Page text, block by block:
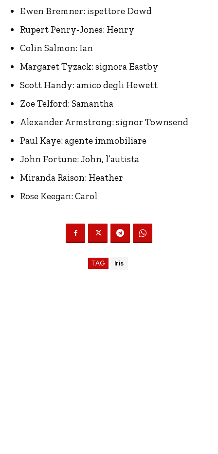
Ewen Bremner: ispettore Dowd
Rupert Penry-Jones: Henry
Colin Salmon: Ian
Margaret Tyzack: signora Eastby
Scott Handy: amico degli Hewett
Zoe Telford: Samantha
Alexander Armstrong: signor Townsend
Paul Kaye: agente immobiliare
John Fortune: John, l’autista
Miranda Raison: Heather
Rose Keegan: Carol
TAG Iris